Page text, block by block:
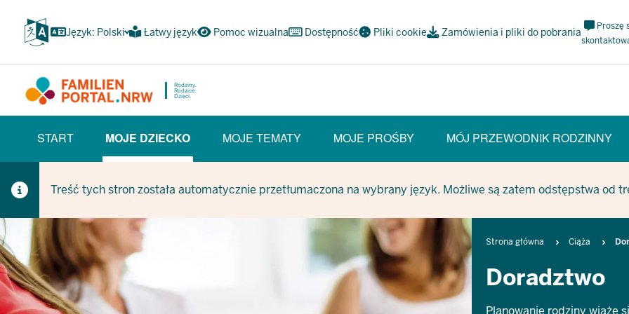
głównej
Język: Polski Łatwy język Pomoc wizualna Dostępność Pliki cookie Zamówienia i pliki do pobrania Meta
Navi
Proszę
Rodziny.
Rodzice.
Dzieci.
(BÜRGERBEREICH)
START
MOJE DZIECKO
(CURRENT SECTION)
MOJE TEMATY MOJE PROŚBY MÓJ PRZEWODNIK RODZINNY
Treść tych stron została automatycznie przetłumaczona na wybrany język. Możliwe są zatem odstępstwa od
Breadcrumb
Strona główna Ciąża
Doradztwo
Planowanie rodziny wiąże